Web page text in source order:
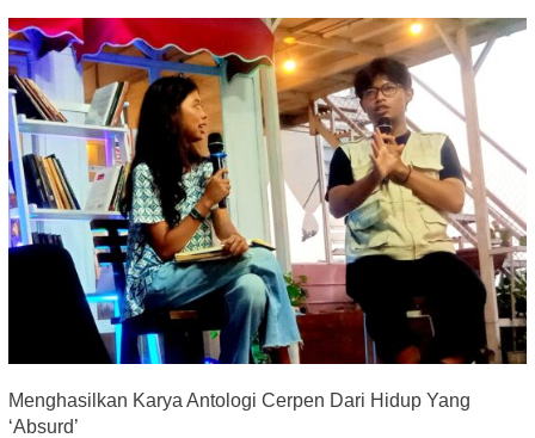
Menghasilkan Karya Antologi Cerpen Dari Hidup Yang
‘Absurd’